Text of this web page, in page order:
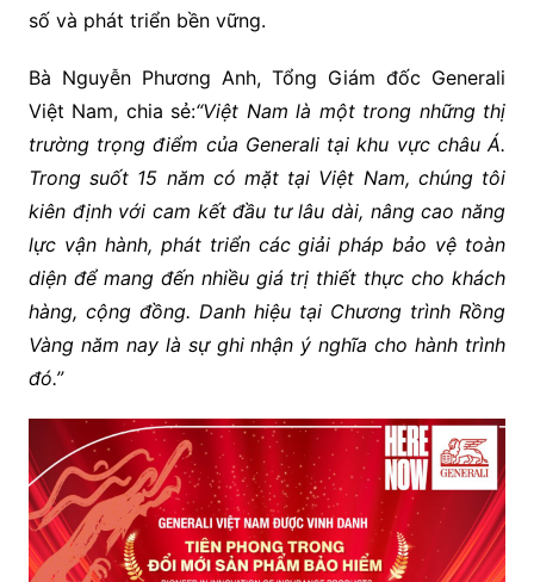
số và phát triển bền vững.
Bà Nguyễn Phương Anh, Tổng Giám đốc Generali
Việt Nam, chia sẻ:“Việt Nam là một trong những thị
trường trọng điểm của Generali tại khu vực châu Á.
Trong suốt 15 năm có mặt tại Việt Nam, chúng tôi
kiên định với cam kết đầu tưlâu dài, nâng cao năng
lực vận hành, phát triển các giải pháp bảo vệ toàn
diện để mang đến nhiều giá trị thiết thựccho khách
hàng, cộng đồng. Danh hiệu tại Chương trình Rồng
Vàng năm nay là sự ghi nhận ý nghĩa cho hành trình
đó.”